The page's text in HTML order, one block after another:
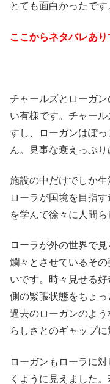
とても面白かったです
ここからネタバレあり
チャールズとローガ
い有様です。チャー
すし、ローガンはぽ
ん。見事な衰えっぷり
施設の中だけでしか
ローラが国境を目指
を学んで徐々に人間ら
ローラが外の世界で
爛々とさせているそ
いです。時々見せる
側の緊張状態をちょ
過去のローガンのよ
らしさとのギャップに
ローガンもローラに
くように見えました